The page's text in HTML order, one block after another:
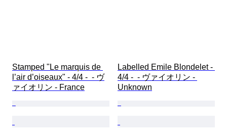
Stamped "Le marquis de
l’air d’oiseaux" - 4/4 -  - ヴ
ァイオリン - France
Labelled Emile Blondelet -
4/4 -  - ヴァイオリン -
Unknown